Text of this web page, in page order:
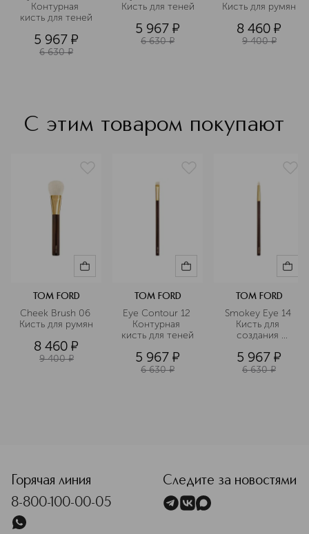
Контурная
кисть для теней
5 967 ¤
6 630 ¤
Кисть для теней
5 967 ¤
6 630 ¤
Кисть для румян
8 460 ¤
9 400 ¤
С этим товаром покупают
TOM FORD
Cheek Brush 06
Кисть для румян
8 460 ¤
9 400 ¤
TOM FORD
Eye Contour 12
Контурная
кисть для теней
5 967 ¤
6 630 ¤
TOM FORD
Smokey Eye 14
Кисть для
создания
5 967 ¤
6 630 ¤
Горячая линия
8-800-100-00-05
Следите за новостями